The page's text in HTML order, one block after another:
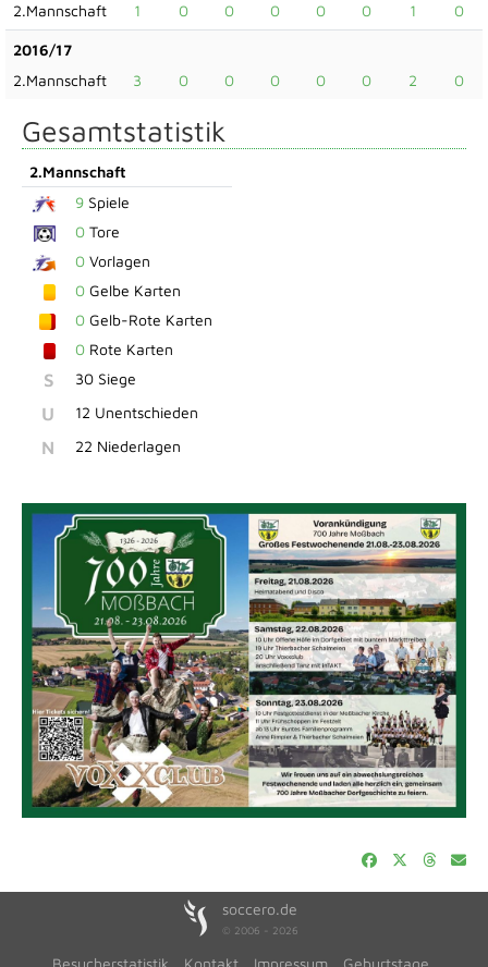
2.Mannschaft
1 0 0 0 0 0 1 0
2016/17
2.Mannschaft
3 0 0 0 0 0 2 0
Gesamtstatistik
2.Mannschaft
9 Spiele
0 Tore
0 Vorlagen
0 Gelbe Karten
0 Gelb-Rote Karten
0 Rote Karten
S 30 Siege
U 12 Unentschieden
N 22 Niederlagen
soccero.de
© 2006 - 2026
Besucherstatistik Kontakt Impressum Geburtstage